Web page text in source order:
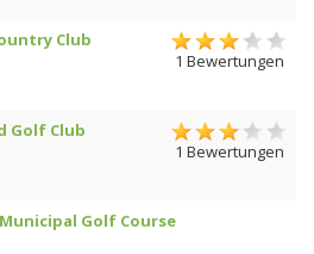
Club
1 Bewertungen
Golf Club
1 Bewertungen
Golf Course